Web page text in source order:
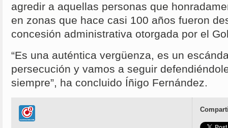
agredir a aquellas personas que
en zonas que hace casi 100 años fueron
concesión administrativa otorgada por el
“Es una auténtica vergüenza, es un
persecución y vamos a seguir
siempre”, ha concluido Íñigo Fernández.